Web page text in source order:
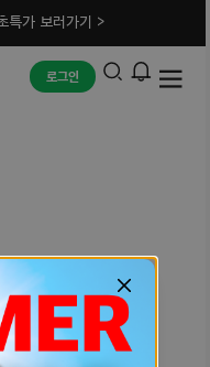
특가 보러가기 >
로그인
러입니다.